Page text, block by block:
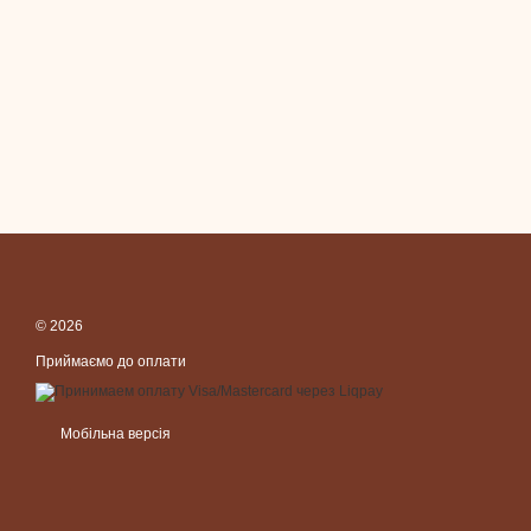
© 2026
Приймаємо до оплати
Мобільна версія